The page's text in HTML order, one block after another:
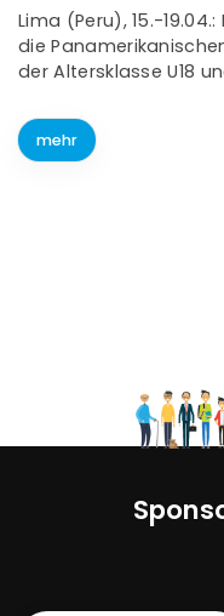
Lima (Peru), 15.-
die
der Altersklasse U18
mehr